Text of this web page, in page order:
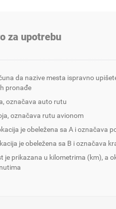
za upotrebu
da nazive mesta ispravno
pronađe
označava auto rutu
označava rutu avionom
je obeležena sa A i označava
je obeležena sa B i označava
je prikazana u kilometrima (km), a